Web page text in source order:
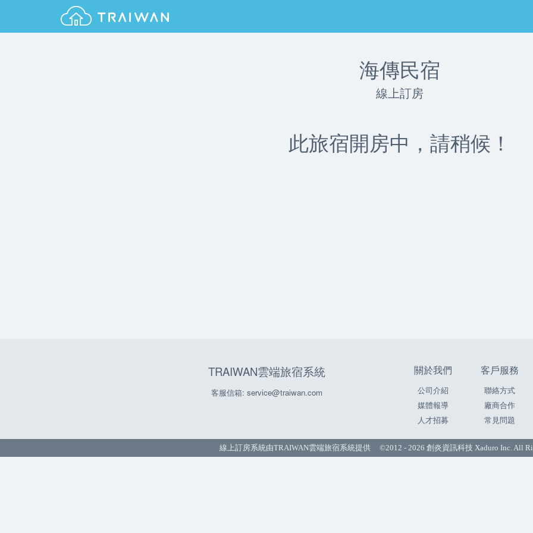
海傳民宿
線上訂房
此旅宿開房中，請稍候！
TRAIWAN雲端旅宿系統
客服信箱: service@traiwan.com
關於我們
公司介紹
媒體報導
人才招募
客戶服務
聯絡方式
廠商合作
常見問題
線上訂房系統由TRAIWAN雲端旅宿系統提供 ©2012 - 2026 創炎資訊科技 Xaduro Inc. All